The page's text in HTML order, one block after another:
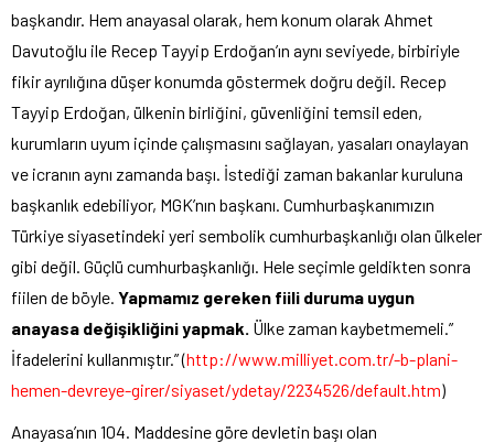
başkandır. Hem anayasal olarak, hem konum olarak Ahmet
Davutoğlu ile Recep Tayyip Erdoğan’ın aynı seviyede, birbiriyle
fikir ayrılığına düşer konumda göstermek doğru değil. Recep
Tayyip Erdoğan, ülkenin birliğini, güvenliğini temsil eden,
kurumların uyum içinde çalışmasını sağlayan, yasaları onaylayan
ve icranın aynı zamanda başı. İstediği zaman bakanlar kuruluna
başkanlık edebiliyor, MGK’nın başkanı. Cumhurbaşkanımızın
Türkiye siyasetindeki yeri sembolik cumhurbaşkanlığı olan ülkeler
gibi değil. Güçlü cumhurbaşkanlığı. Hele seçimle geldikten sonra
fiilen de böyle. Yapmamız gereken fiili duruma uygun
anayasa değişikliğini yapmak. Ülke zaman kaybetmemeli.”
İfadelerini kullanmıştır.” (http://www.milliyet.com.tr/-b-plani-
hemen-devreye-girer/siyaset/ydetay/2234526/default.htm)
Anayasa’nın 104. Maddesine göre devletin başı olan